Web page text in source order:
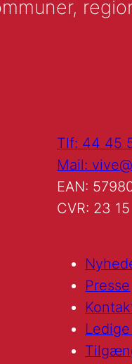
Tlf: 44 45
Mail:
EAN:
CVR: 23 15
Presse